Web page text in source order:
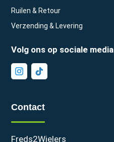
Ruilen & Retour
Verzending & Levering
Volg ons op sociale media
Contact
Freds2Wielers